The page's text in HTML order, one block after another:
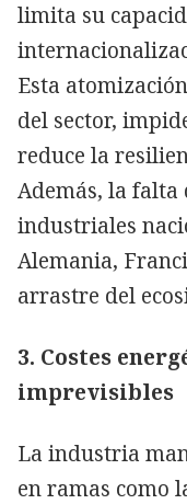
limita su
Esta
del sector,
reduce la
Además, la falta
industriales
Alemania,
arrastre del
3. Costes
imprevisibles
La industria
en ramas como